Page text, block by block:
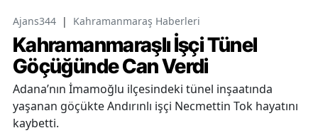
Ajans344 | Kahramanmaraş Haberleri
Kahramanmaraşlı İşçi Tünel
Göçüğünde Can Verdi
Adana’nın İmamoğlu ilçesindeki tünel inşaatında
yaşanan göçükte Andırınlı işçi Necmettin Tok hayatını
kaybetti.